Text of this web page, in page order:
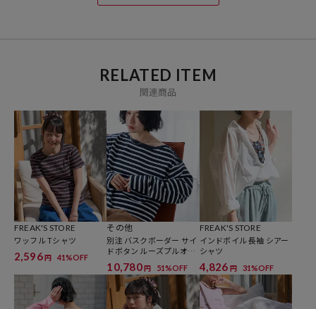
※掲載画像の商品の色味は、屋外や屋内の光の照射や角度により実物
と色味が異なる場合がございます。また表示のサイズ感と実物は若干
※着用、お取り扱いの際は、商品についている品質表示とアテンショ
ンタグを必ずご確認下さい。
参考価格
円（2026年2月27日時点）
※「参考価格」とは、Daytona Parkにおける対象商品の通常販売（先
行予約・先行割引は含まれません）開始時点の価格です。
RELATED ITEM
関連商品
FREAK'S STORE
ワッフル Tシャツ
2,596円 41%OFF
その他
別注 バスクボーダー サイ
ドボタン ルーズプルオー
バー/ロンT
10,780円 51%OFF
FREAK'S STORE
インドボイル 長袖 シアー
シャツ
4,826 円 31%OFF